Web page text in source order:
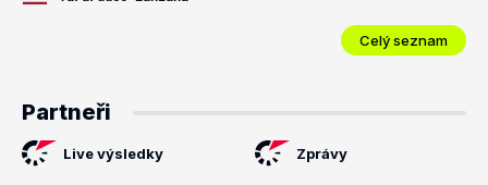
Celý seznam
Partneři
Live výsledky Zprávy